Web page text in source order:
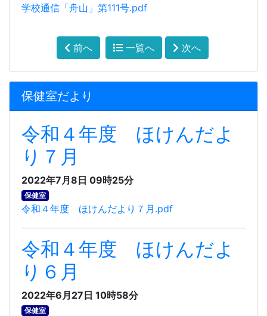
学校通信「舟山」第111号.pdf
前へ 一覧へ 次へ
保健室だより
令和４年度 ほけんだよ
り７月
2022年7月8日 09時25分
保健室
令和４年度 ほけんだより７月.pdf
令和４年度 ほけんだよ
り６月
2022年6月27日 10時58分
保健室